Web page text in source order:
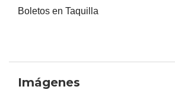
Boletos en Taquilla
Imágenes